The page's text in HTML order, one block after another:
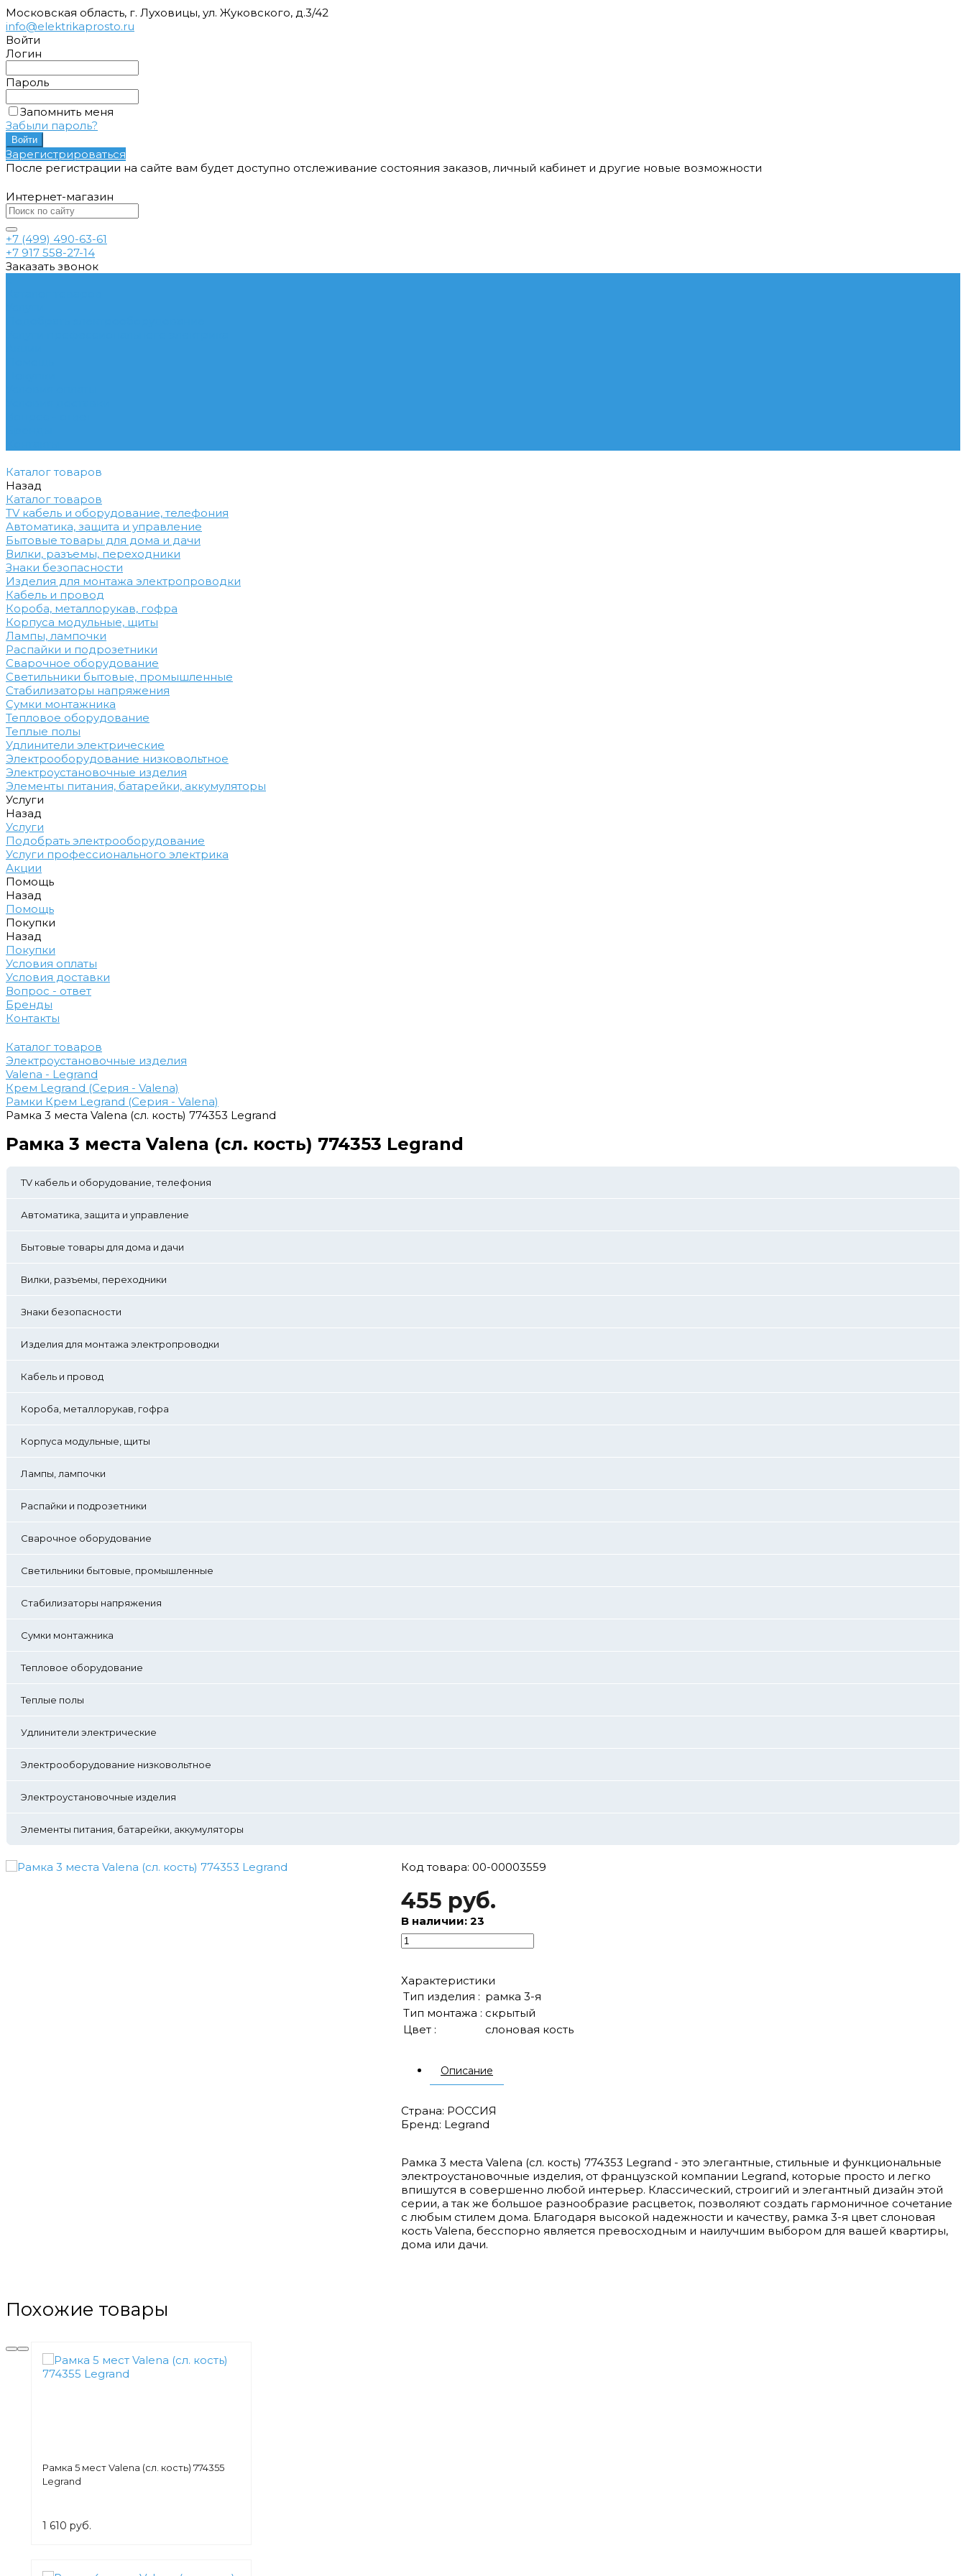
Московская область, г. Луховицы, ул. Жуковского, д.3/42
info@elektrikaprosto.ru
Войти
Логин
Пароль
Запомнить меня
Забыли пароль?
Зарегистрироваться
После регистрации на сайте вам будет доступно отслеживание состояния заказов, личный кабинет и другие новые возможности
Интернет-магазин
+7 (499) 490-63-61
+7 917 558-27-14
Заказать звонок
Каталог товаров
Назад
Каталог товаров
TV кабель и оборудование, телефония
Автоматика, защита и управление
Бытовые товары для дома и дачи
Вилки, разъемы, переходники
Знаки безопасности
Изделия для монтажа электропроводки
Кабель и провод
Короба, металлорукав, гофра
Корпуса модульные, щиты
Лампы, лампочки
Распайки и подрозетники
Сварочное оборудование
Светильники бытовые, промышленные
Стабилизаторы напряжения
Сумки монтажника
Тепловое оборудование
Теплые полы
Удлинители электрические
Электрооборудование низковольтное
Электроустановочные изделия
Элементы питания, батарейки, аккумуляторы
Услуги
Назад
Услуги
Подобрать электрооборудование
Услуги профессионального электрика
Акции
Помощь
Назад
Помощь
Покупки
Назад
Покупки
Условия оплаты
Условия доставки
Вопрос - ответ
Бренды
Контакты
Каталог товаров
Электроустановочные изделия
Valena - Legrand
Крем Legrand (Серия - Valena)
Рамки Крем Legrand (Серия - Valena)
Рамка 3 места Valena (сл. кость) 774353 Legrand
Рамка 3 места Valena (сл. кость) 774353 Legrand
TV кабель и оборудование, телефония
Автоматика, защита и управление
Бытовые товары для дома и дачи
Вилки, разъемы, переходники
Знаки безопасности
Изделия для монтажа электропроводки
Кабель и провод
Короба, металлорукав, гофра
Корпуса модульные, щиты
Лампы, лампочки
Распайки и подрозетники
Сварочное оборудование
Светильники бытовые, промышленные
Стабилизаторы напряжения
Сумки монтажника
Тепловое оборудование
Теплые полы
Удлинители электрические
Электрооборудование низковольтное
Электроустановочные изделия
Элементы питания, батарейки, аккумуляторы
Код товара: 00-00003559
455 руб.
В наличии: 23
Характеристики
Тип изделия : рамка 3-я
Тип монтажа : скрытый
Цвет :
слоновая кость
Описание
Страна: РОССИЯ
Бренд: Legrand
Рамка 3 места Valena (сл. кость) 774353 Legrand - это элегантные, стильные и функциональные
электроустановочные изделия, от французской компании Legrand, которые просто и легко
впишутся в совершенно любой интерьер. Классический, строигий и элегантный дизайн этой
серии, а так же большое разнообразие расцветок, позволяют создать гармоничное сочетание
с любым стилем дома. Благодаря высокой надежности и качеству, рамка 3-я цвет слоновая
кость Valena, бесспорно является превосходным и наилучшим выбором для вашей квартиры,
дома или дачи.
Похожие товары
Рамка 5 мест Valena (сл. кость) 774355
Legrand
1 610 руб.